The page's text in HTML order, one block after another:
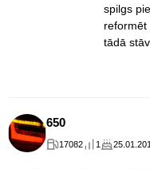
spilgs
reformēt
tādā
650
17082 1